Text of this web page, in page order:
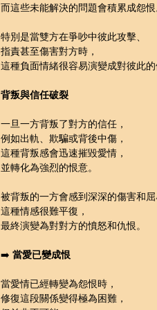
而這些未能解決的問題會積累成怨恨
特別是當雙方在爭吵中彼此攻擊、
指責甚至傷害對方時，
這種負面情緒很容易演變成對彼此的
背叛與信任破裂
一旦一方背叛了對方的信任，
例如出軌、欺騙或背後中傷，
這種背叛感會迅速摧毀愛情，
並轉化為強烈的恨意。
被背叛的一方會感到深深的傷害和屈
這種情感很難平復，
最終演變為對對方的憤怒和仇恨。
➡️ 當愛已變成恨
當愛情已經轉變為怨恨時，
修復這段關係變得極為困難，